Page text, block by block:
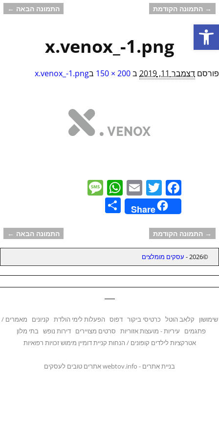
פתח סרגל נגישות
ניווט בתמונות
→ התמונה הקודמת התמונה הבאה ←
x.venox_-1.png
פורסם דצמבר 11, 2019 ב200 × 150 בx.venox_-1.png
F
a
c
e
b
o
o
T
w
itt
E
m
ai
W
h
at
A
p
p
M
g
e
Share
S
e ניווט בתמונות
→ התמונה הקודמת התמונה הבאה ←
©2026 - עסקים מומלצים
שימושון קלאב הוטל כרטיסי ביקור דפוס הפעלות לימי הולדת קניונים
מאמרים /
פתגמים
עיריות - מועצות אזוריות סרטים מצויירים דירות נופש בתי מלון
אטרקציות לילדים קופונים / הנחות קניית דומיין מימוש זכויות רפואיות
בניית אתרים - webtov.info אתרים טובים לעסקים